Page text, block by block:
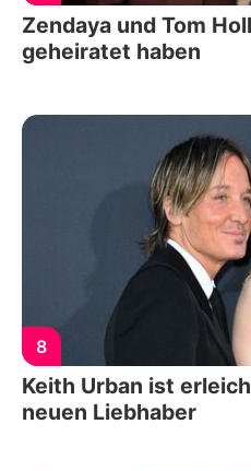
Zendaya und Tom
geheiratet haben
8
Keith Urban ist
neuen Liebhaber